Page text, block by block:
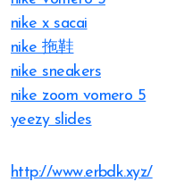
nike x sacai
nike 拖鞋
nike sneakers
nike zoom vomero 5
yeezy slides
http://www.erbdk.xyz/